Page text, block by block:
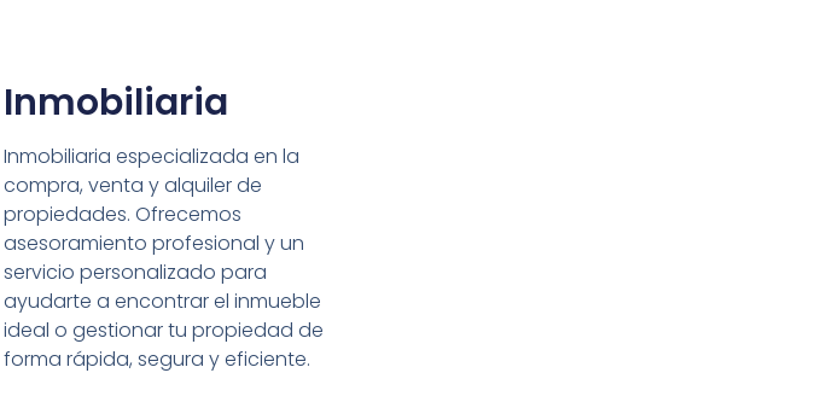
Inmobiliaria
Inmobiliaria especializada en la
compra, venta y alquiler de
propiedades. Ofrecemos
asesoramiento profesional y un
servicio personalizado para
ayudarte a encontrar el inmueble
ideal o gestionar tu propiedad de
forma rápida, segura y eficiente.